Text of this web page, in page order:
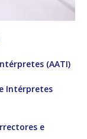
(AATI)
Intérpretes
e